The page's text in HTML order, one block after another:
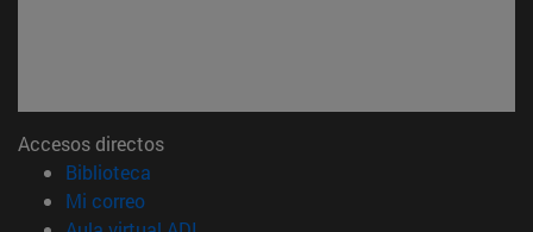
Accesos directos
Biblioteca
Mi correo(abre en nueva ventana)